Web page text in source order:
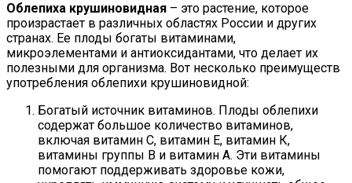
Облепиха крушиновидная – это растение, которое
произрастает в различных областях России и других
странах. Ее плоды богаты витаминами,
микроэлементами и антиоксидантами, что делает их
полезными для организма. Вот несколько преимуществ
употребления облепихи крушиновидной:
Богатый источник витаминов. Плоды облепихи
содержат большое количество витаминов,
включая витамин C, витамин E, витамин К,
витамины группы В и витамин А. Эти витамины
помогают поддерживать здоровье кожи,